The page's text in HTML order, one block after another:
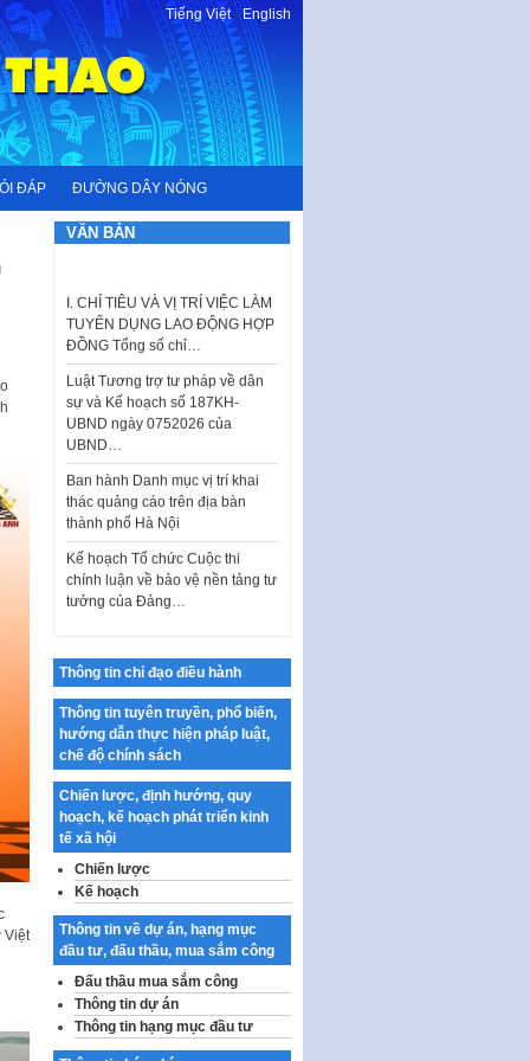
Tiếng Việt-English
ĐÁP ĐƯỜNG DÂY NÓNG
Việt
VĂN BẢN
ĐỒNG Tổng số chỉ…
Luật Tương trợ tư pháp về dân
sự và Kế hoạch số 187KH-
UBND ngày 0752026 của
UBND…
Ban hành Danh mục vị trí khai
thác quảng cáo trên địa bàn
thành phố Hà Nội
Kế hoạch Tổ chức Cuộc thi
chính luận về bảo vệ nền tảng tư
tưởng của Đảng…
Công bố công khai dự toán kinh
Quy định về nghiên cứu, ứng
dụng khoa học, công nghệ, đổi
mới sáng tạo và chuyển…
Quy định chi tiết và hướng dẫn
thi hành một số điều của Luật Lý
lịch tư…
Sửa đổi, bổ sung một số nội
dung tại Nghị quyết số 30/NQ-
CP ngày 24 tháng 02…
động của Chính phủ thực hiện
Nghị quyết số 02-NQ/TW ngày
17…
THÔNG BÁO Tuyển dụng lao
động hợp đồng theo Nghị định
số 111/2022/NĐ-CP ngày
Thông tin chỉ đạo điều hành
Thông tin tuyên truyền, phổ biến,
hướng dẫn thực hiện pháp luật,
chế độ chính sách
Chiến lược, định hướng, quy
hoạch, kế hoạch phát triển kinh
tế xã hội
Chiến lược
Kế hoạch
Thông tin về dự án, hạng mục
đầu tư, đấu thầu, mua sắm công
Đấu thầu mua sắm công
Thông tin dự án
Thông tin hạng mục đầu tư